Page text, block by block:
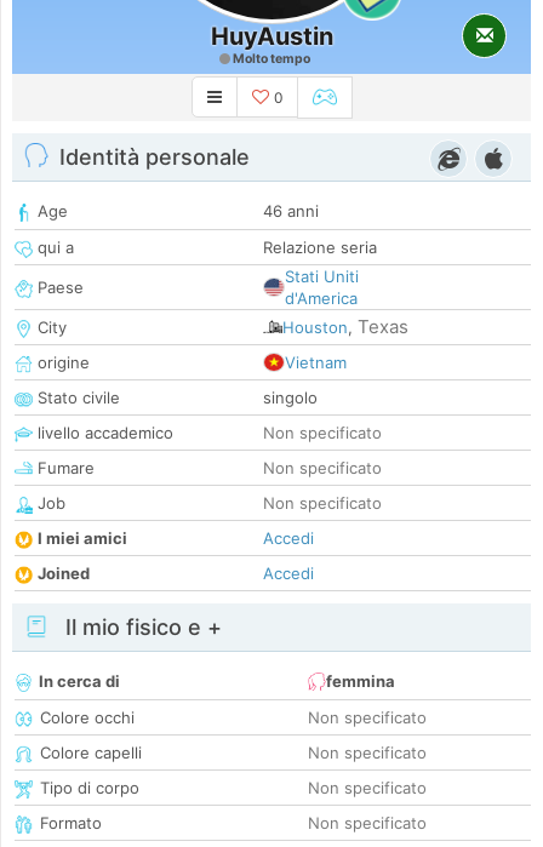
HuyAustin
Molto tempo
0
Identità personale
Age
46 anni
qui a
Relazione seria
Paese
Stati Uniti
d'America
City
Houston, Texas
origine
Vietnam
Stato civile
singolo
livello accademico
Non specificato
Fumare
Non specificato
Job
Non specificato
I miei amici
Accedi
Joined
Accedi
Il mio fisico e +
In cerca di
femmina
Colore occhi
Non specificato
Colore capelli
Non specificato
Tipo di corpo
Non specificato
Formato
Non specificato